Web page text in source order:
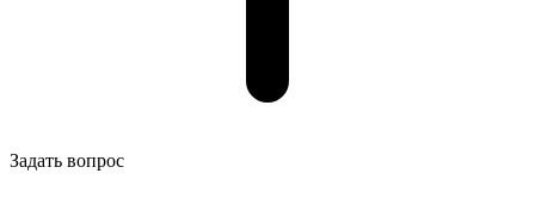
Задать вопрос